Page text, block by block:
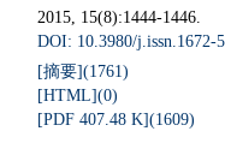
2015, 15(8):1444-1446.
DOI: 10.3980/j.issn.1672-
[摘要](1761)
[HTML](0)
[PDF 407.48 K](1609)